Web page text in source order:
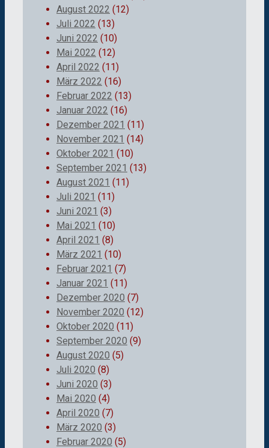
August 2022 (12)
Juli 2022 (13)
Juni 2022 (10)
Mai 2022 (12)
April 2022 (11)
März 2022 (16)
Februar 2022 (13)
Januar 2022 (16)
Dezember 2021 (11)
November 2021 (14)
Oktober 2021 (10)
September 2021 (13)
August 2021 (11)
Juli 2021 (11)
Juni 2021 (3)
Mai 2021 (10)
April 2021 (8)
März 2021 (10)
Februar 2021 (7)
Januar 2021 (11)
Dezember 2020 (7)
November 2020 (12)
Oktober 2020 (11)
September 2020 (9)
August 2020 (5)
Juli 2020 (8)
Juni 2020 (3)
Mai 2020 (4)
April 2020 (7)
März 2020 (3)
Februar 2020 (5)